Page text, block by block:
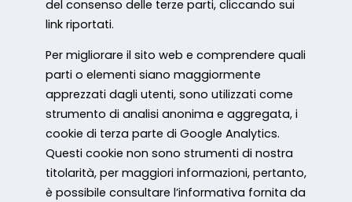
del consenso delle terze parti, cliccando sui
link riportati.
Per migliorare il sito web e comprendere quali
parti o elementi siano maggiormente
apprezzati dagli utenti, sono utilizzati come
strumento di analisi anonima e aggregata, i
cookie di terza parte di Google Analytics.
Questi cookie non sono strumenti di nostra
titolarità, per maggiori informazioni, pertanto,
è possibile consultare l’informativa fornita da